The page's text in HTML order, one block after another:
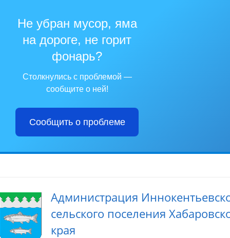
Не убран мусор, яма
на дороге, не горит
фонарь?
Столкнулись с проблемой —
сообщите о ней!
Сообщить о проблеме
Администрация
сельского поселения
края